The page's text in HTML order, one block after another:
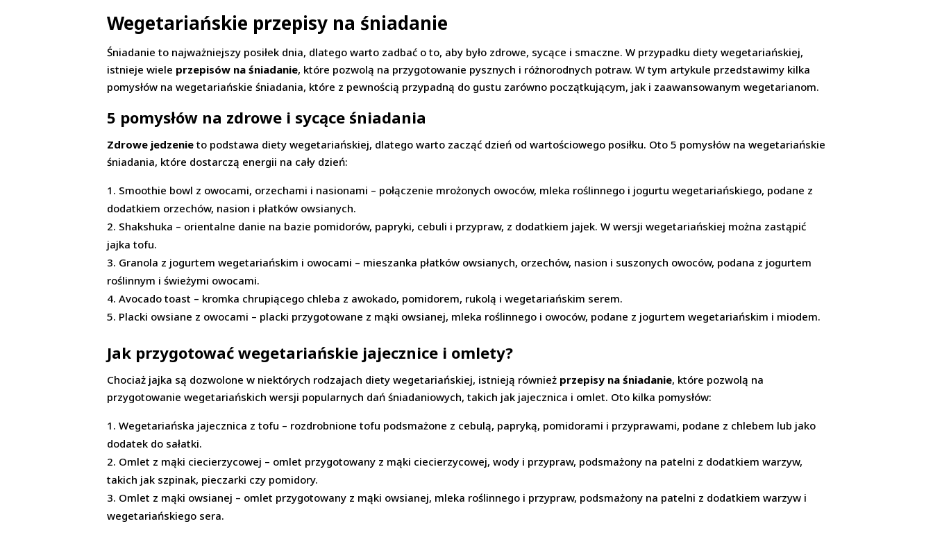
Wegetariańskie przepisy na śniadanie
Śniadanie to najważniejszy posiłek dnia, dlatego warto zadbać o to, aby było zdrowe, sycące i smaczne. W przypadku diety wegetariańskiej,
istnieje wiele przepisów na śniadanie, które pozwolą na przygotowanie pysznych i różnorodnych potraw. W tym artykule przedstawimy kilka
pomysłów na wegetariańskie śniadania, które z pewnością przypadną do gustu zarówno początkującym, jak i zaawansowanym wegetarianom.
5 pomysłów na zdrowe i sycące śniadania
Zdrowe jedzenie to podstawa diety wegetariańskiej, dlatego warto zacząć dzień od wartościowego posiłku. Oto 5 pomysłów na wegetariańskie
śniadania, które dostarczą energii na cały dzień:
Smoothie bowl z owocami, orzechami i nasionami – połączenie mrożonych owoców, mleka roślinnego i jogurtu wegetariańskiego, podane z
dodatkiem orzechów, nasion i płatków owsianych.
Shakshuka – orientalne danie na bazie pomidorów, papryki, cebuli i przypraw, z dodatkiem jajek. W wersji wegetariańskiej można zastąpić
jajka tofu.
Granola z jogurtem wegetariańskim i owocami – mieszanka płatków owsianych, orzechów, nasion i suszonych owoców, podana z jogurtem
roślinnym i świeżymi owocami.
Avocado toast – kromka chrupiącego chleba z awokado, pomidorem, rukolą i wegetariańskim serem.
Placki owsiane z owocami – placki przygotowane z mąki owsianej, mleka roślinnego i owoców, podane z jogurtem wegetariańskim i miodem.
Jak przygotować wegetariańskie jajecznice i omlety?
Chociaż jajka są dozwolone w niektórych rodzajach diety wegetariańskiej, istnieją również przepisy na śniadanie, które pozwolą na
przygotowanie wegetariańskich wersji popularnych dań śniadaniowych, takich jak jajecznica i omlet. Oto kilka pomysłów:
Wegetariańska jajecznica z tofu – rozdrobnione tofu podsmażone z cebulą, papryką, pomidorami i przyprawami, podane z chlebem lub jako
dodatek do sałatki.
Omlet z mąki ciecierzycowej – omlet przygotowany z mąki ciecierzycowej, wody i przypraw, podsmażony na patelni z dodatkiem warzyw,
takich jak szpinak, pieczarki czy pomidory.
Omlet z mąki owsianej – omlet przygotowany z mąki owsianej, mleka roślinnego i przypraw, podsmażony na patelni z dodatkiem warzyw i
wegetariańskiego sera.